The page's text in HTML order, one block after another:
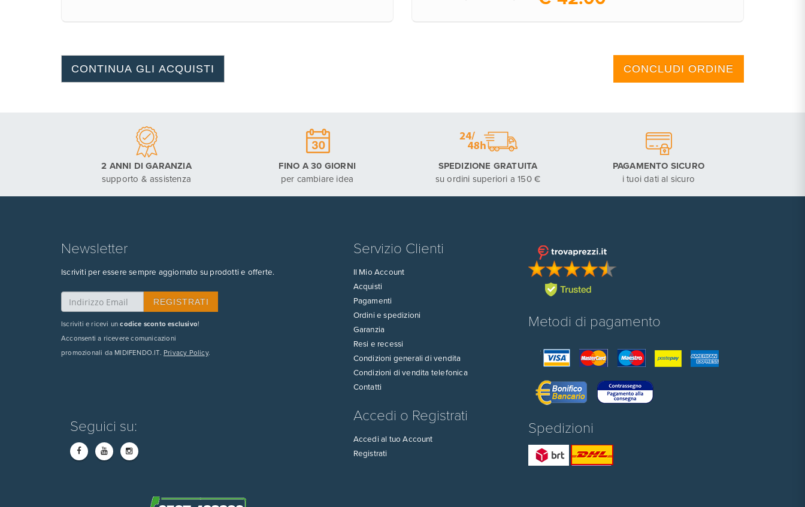
2 ANNI DI GARANZIA
supporto & assistenza
FINO A 30 GIORNI
per cambiare idea
SPEDIZIONE GRATUITA
su ordini superiori a 150 €
PAGAMENTO SICURO
i tuoi dati al sicuro
Newsletter
Iscriviti per essere sempre aggiornato su prodotti e offerte.
Iscriviti e ricevi uncodice sconto esclusivo!
Acconsenti a ricevere comunicazioni
promozionali da MIDIFENDO.IT. Privacy Policy.
Seguici su:
Servizio Clienti
Il Mio Account
Acquisti
Pagamenti
Ordini e spedizioni
Garanzia
Resi e recessi
Condizioni generali di vendita
Condizioni di vendita telefonica
Contatti
Accedi o Registrati
Accedi al tuo Account
Registrati
Metodi di pagamento
Spedizioni